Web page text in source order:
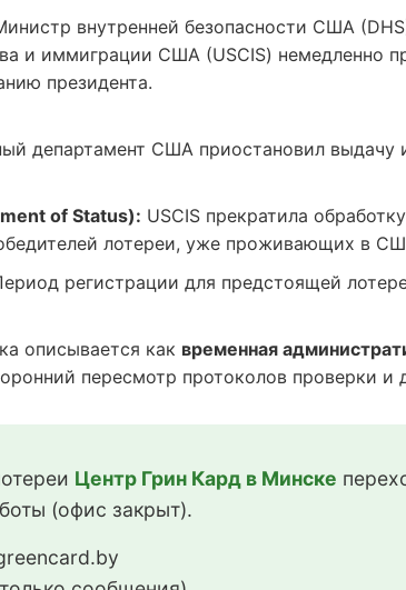
внутренней безопасности США
и иммиграции США (USCIS) немедленно
президента.
департамент США приостановил выдачу
of Status): USCIS прекратила
лотереи, уже проживающих в
регистрации для предстоящей
описывается как временная
пересмотр протоколов проверки и
Центр Грин Кард в Минске
(офис закрыт).